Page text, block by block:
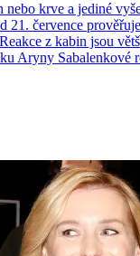
nebo krve a jediné
21. července
z kabin jsou
Aryny Sabalenkové